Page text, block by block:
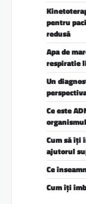
pentru
redusă
Apa de
respiratie
Un
Ce este
Cum să îți
ajutorul
Ce
Cum îți